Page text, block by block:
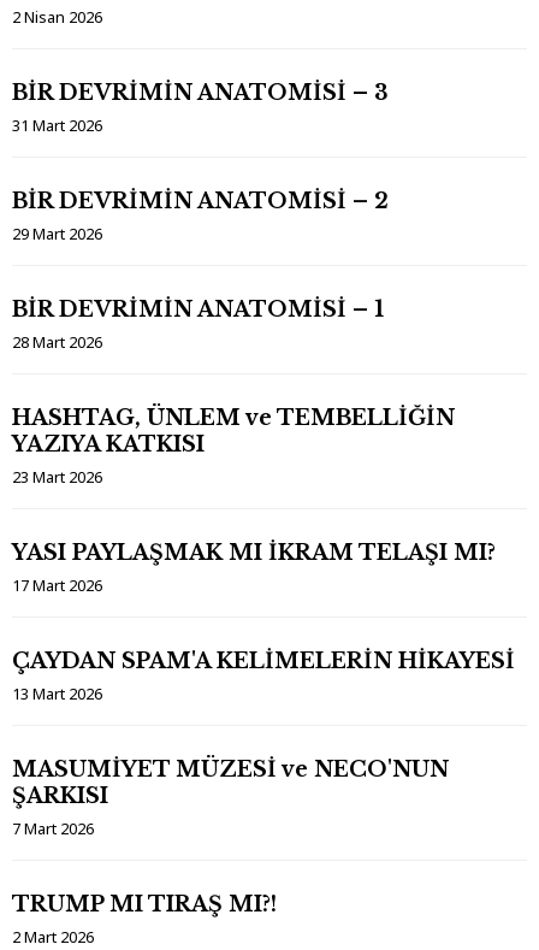
2 Nisan 2026
BİR DEVRİMİN ANATOMİSİ – 3
31 Mart 2026
BİR DEVRİMİN ANATOMİSİ – 2
29 Mart 2026
BİR DEVRİMİN ANATOMİSİ – 1
28 Mart 2026
HASHTAG, ÜNLEM ve TEMBELLİĞİN
YAZIYA KATKISI
23 Mart 2026
YASI PAYLAŞMAK MI İKRAM TELAŞI MI?
17 Mart 2026
ÇAYDAN SPAM'A KELİMELERİN HİKAYESİ
13 Mart 2026
MASUMİYET MÜZESİ ve NECO'NUN
ŞARKISI
7 Mart 2026
TRUMP MI TIRAŞ MI?!
2 Mart 2026